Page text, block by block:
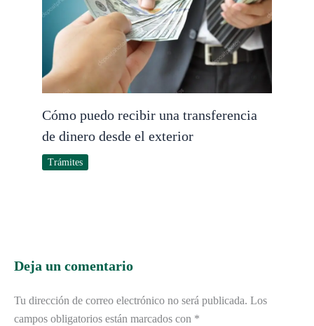
Cómo puedo recibir una transferencia
de dinero desde el exterior
Trámites
Deja un comentario
Tu dirección de correo electrónico no será publicada. Los
campos obligatorios están marcados con *